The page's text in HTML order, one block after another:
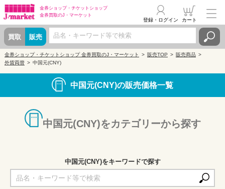
金券ショップ・ チケットショップ
金券買取のJ・マーケット
買取 販売
登録・ログイン カート
金券ショップ・チケットショップ 金券買取のJ・マーケット 販売TOP
販売商品
外貨両替
中国元(CNY)
中国元(CNY)の販売価格一覧
中国元(CNY)をカテゴリーから探す
中国元(CNY)をキーワードで探す